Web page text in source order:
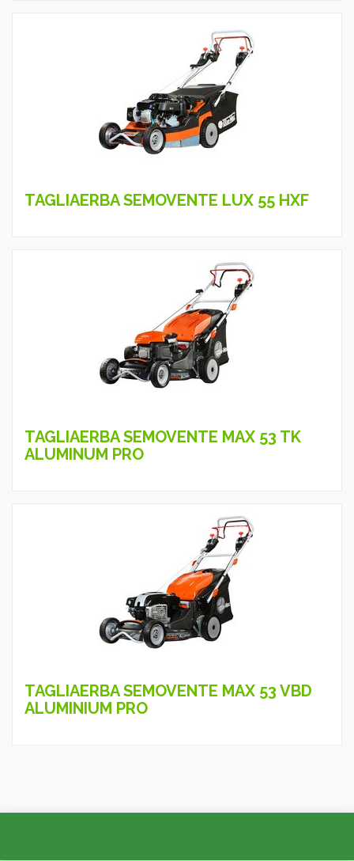
TAGLIAERBA SEMOVENTE LUX 55 HXF
TAGLIAERBA SEMOVENTE MAX 53 TK
ALUMINUM PRO
TAGLIAERBA SEMOVENTE MAX 53 VBD
ALUMINIUM PRO